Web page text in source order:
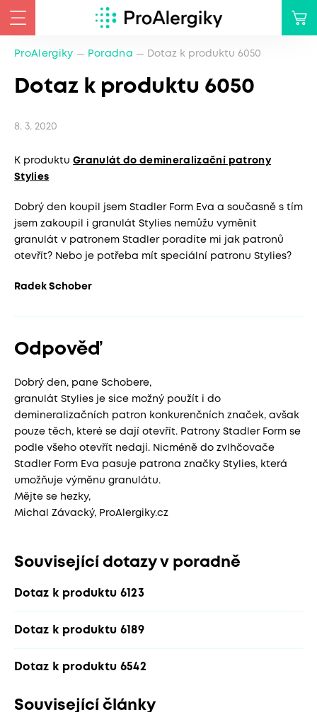
ProAlergiky Poradna Dotaz k produktu 6050
Dotaz k produktu 6050
8. 3. 2020
K produktu Granulát do demineralizační patrony
Stylies
Dobrý den koupil jsem Stadler Form Eva a současně s tím
jsem zakoupil i granulát Stylies nemůžu vyměnit
granulát v patronem Stadler poradíte mi jak patronů
otevřít? Nebo je potřeba mít speciální patronu Stylies?
Radek Schober
Odpověď
Dobrý den, pane Schobere,
granulát Stylies je sice možný použít i do
demineralizačních patron konkurenčních značek, avšak
pouze těch, které se dají otevřít. Patrony Stadler Form se
podle všeho otevřít nedají. Nicméně do zvlhčovače
Stadler Form Eva pasuje patrona značky Stylies, která
umožňuje výměnu granulátu.
Mějte se hezky,
Michal Závacký, ProAlergiky.cz
Související dotazy v poradně
Dotaz k produktu 6123
Dotaz k produktu 6189
Dotaz k produktu 6542
Související články